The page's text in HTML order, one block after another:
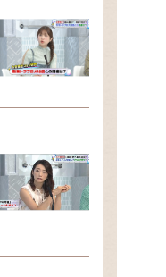
ど・・・
ラエティ！
って真剣です
ープ
×福井アナ
」（news お
ょうの献立 何